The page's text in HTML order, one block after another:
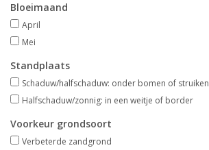
Zomerbloeiers
Herfstbloeiers
Schaduwplanten
Aanbiedingen
Bloeimaand
April
Mei
Standplaats
Schaduw/halfschaduw: onder bomen of struiken
Halfschaduw/zonnig: in een weitje of border
Voorkeur grondsoort
Verbeterde zandgrond